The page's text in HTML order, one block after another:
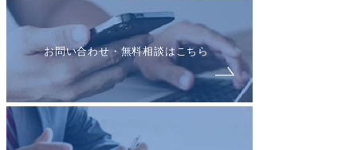
お問い合わせ・無料相談はこちら